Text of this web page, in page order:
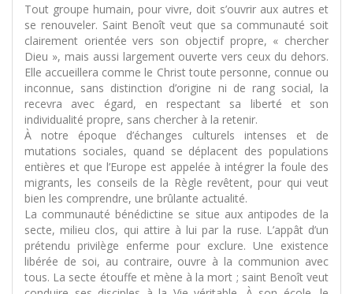
Tout groupe humain, pour vivre, doit s’ouvrir aux autres et
se renouveler. Saint Benoît veut que sa communauté soit
clairement orientée vers son objectif propre, « chercher
Dieu », mais aussi largement ouverte vers ceux du dehors.
Elle accueillera comme le Christ toute personne, connue ou
inconnue, sans distinction d’origine ni de rang social, la
recevra avec égard, en respectant sa liberté et son
individualité propre, sans chercher à la retenir.
À notre époque d’échanges culturels intenses et de
mutations sociales, quand se déplacent des populations
entières et que l’Europe est appelée à intégrer la foule des
migrants, les conseils de la Règle revêtent, pour qui veut
bien les comprendre, une brûlante actualité.
La communauté bénédictine se situe aux antipodes de la
secte, milieu clos, qui attire à lui par la ruse. L’appât d’un
prétendu privilège enferme pour exclure. Une existence
libérée de soi, au contraire, ouvre à la communion avec
tous. La secte étouffe et mène à la mort ; saint Benoît veut